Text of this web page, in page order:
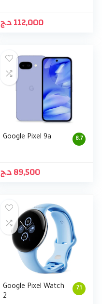
112,000د.ج
8.7
Google Pixel 9a
89,500د.ج
7.1
Google Pixel Watch
2